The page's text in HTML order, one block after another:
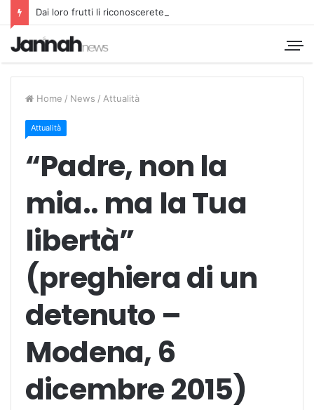
Dai loro frutti li riconoscerete
Home / News / Attualità
Attualità
“Padre, non la
mia.. ma la Tua
libertà”
(preghiera di un
detenuto –
Modena, 6
dicembre 2015)